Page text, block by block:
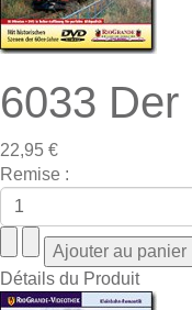
6033
22,95 €
Remise :
Détails du Produit